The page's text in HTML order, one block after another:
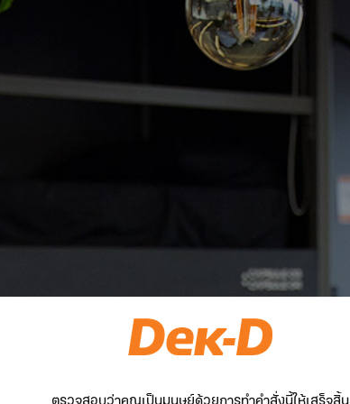
ตรวจสอบว่าคุณเป็นมนุษย์ด้วยการทำคำสั่งนี้ให้เสร็จสิ้น